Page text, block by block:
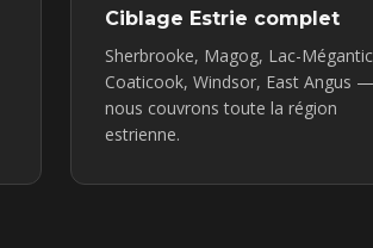
Ciblage Estrie complet
Sherbrooke, Magog, Lac-
Coaticook, Windsor, East Angus —
nous couvrons toute la région
estrienne.